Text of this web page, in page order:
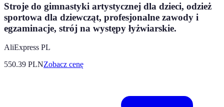
Stroje do gimnastyki artystycznej dla dzieci, odzież
sportowa dla dziewcząt, profesjonalne zawody i
egzaminacje, strój na występy łyżwiarskie.
AliExpress PL
550.39 PLNZobacz cenę